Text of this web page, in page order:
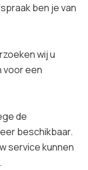
ben je van
wij u
voor een
de
beschikbaar.
service kunnen